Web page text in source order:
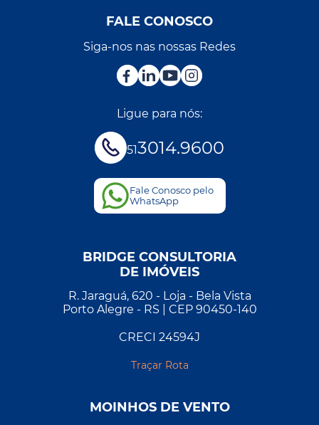
FALE CONOSCO
Siga-nos nas nossas Redes
Ligue para nós:
513014.9600
Fale Conosco pelo
WhatsApp
BRIDGE CONSULTORIA
DE IMÓVEIS
R. Jaraguá, 620 - Loja - Bela Vista
Porto Alegre - RS | CEP 90450-140
CRECI 24594J
Traçar Rota
MOINHOS DE VENTO